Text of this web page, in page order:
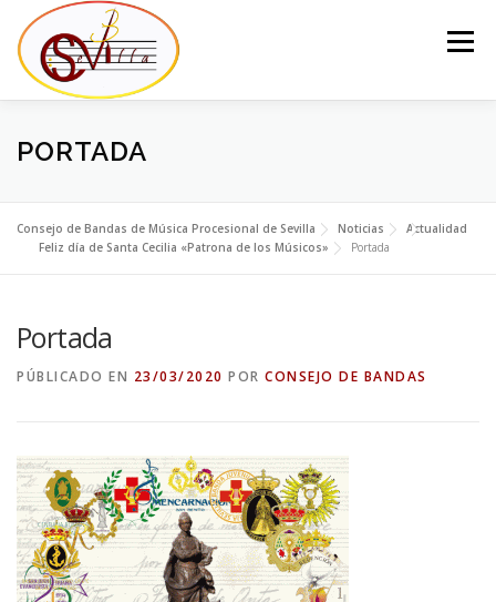
contenido
Menú
EL CONSEJO
NOTICIAS CONTACTO
PORTADA
Consejo de Bandas de Música Procesional de Sevilla Noticias
Actualidad
Feliz día de Santa Cecilia «Patrona de los Músicos»
Portada
Portada
PÚBLICADO EN 23/03/2020 POR CONSEJO DE BANDAS